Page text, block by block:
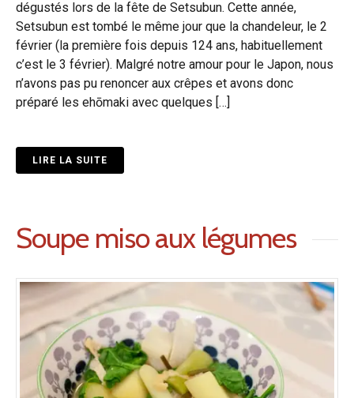
dégustés lors de la fête de Setsubun. Cette année,
Setsubun est tombé le même jour que la chandeleur, le 2
février (la première fois depuis 124 ans, habituellement
c’est le 3 février). Malgré notre amour pour le Japon, nous
n’avons pas pu renoncer aux crêpes et avons donc
préparé les ehōmaki avec quelques […]
LIRE LA SUITE
Soupe miso aux légumes